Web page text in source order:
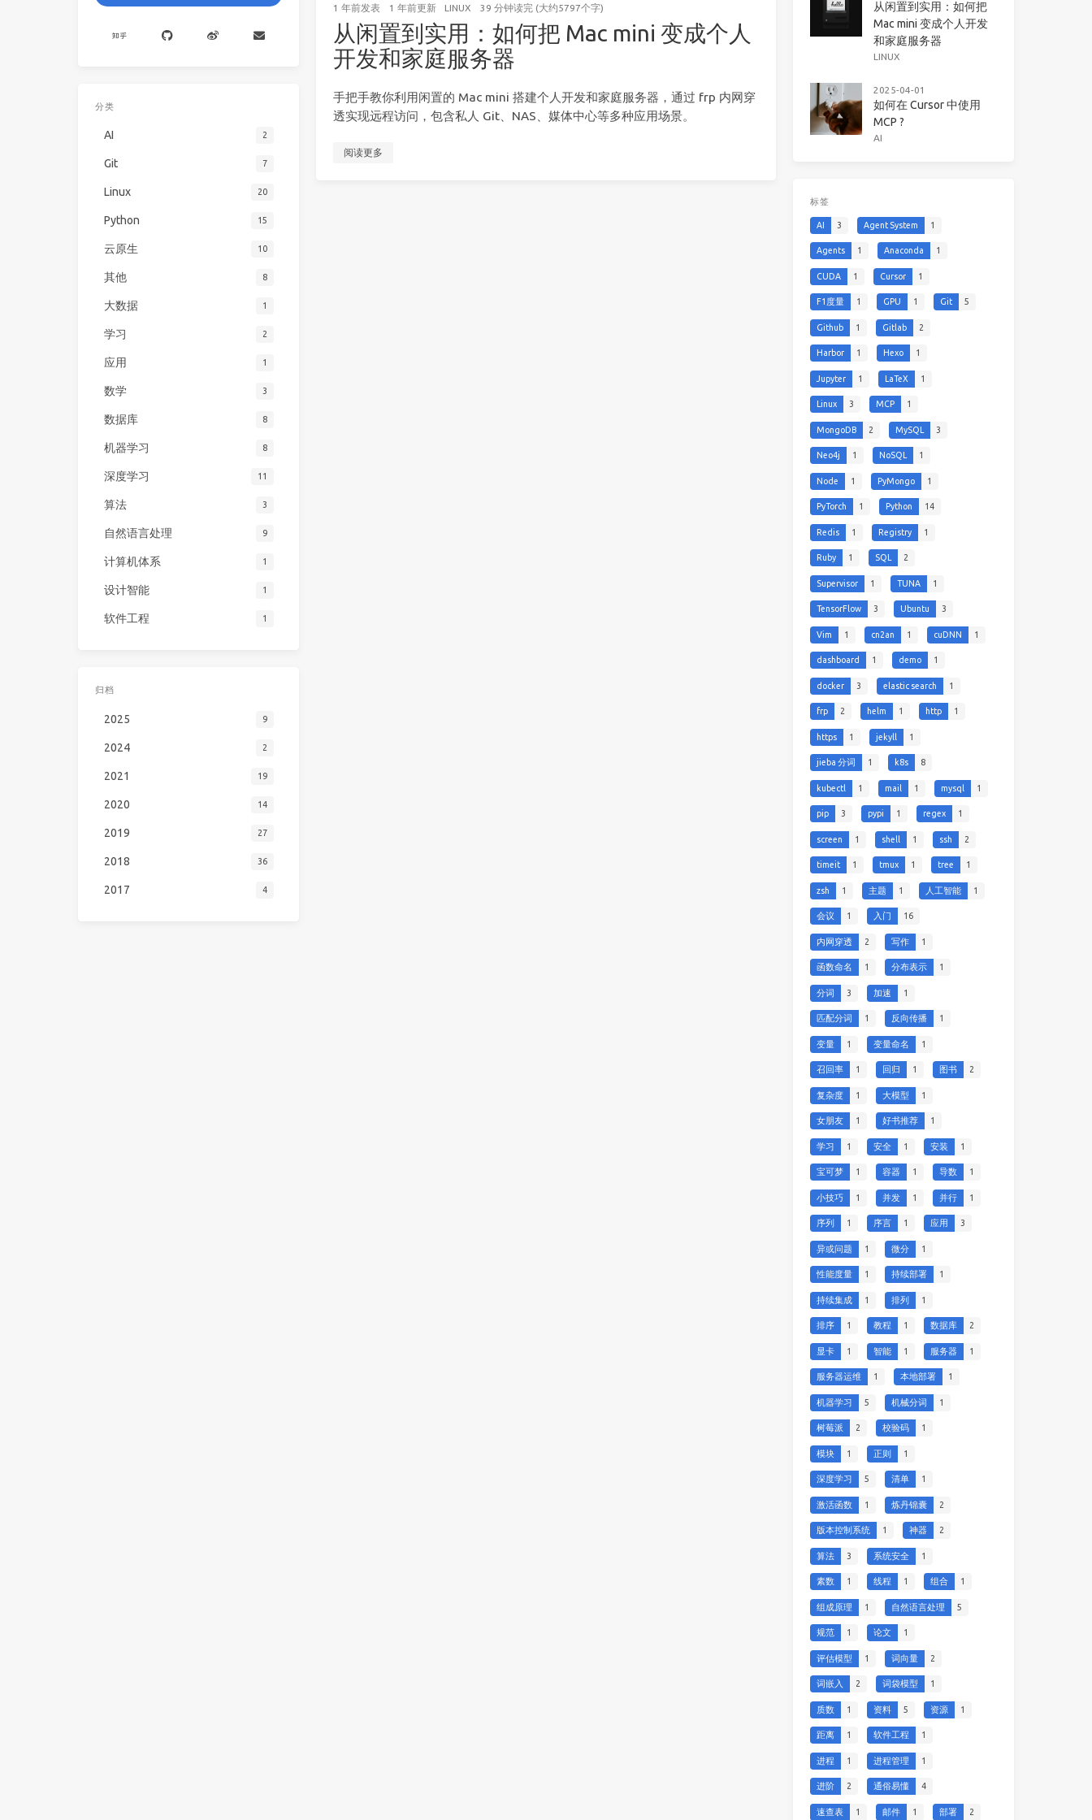
1 年前发表 1 年前更新 LINUX 39 分钟读完 (大约5797个字)
从闲置到实用：如何把 Mac mini 变成个人
开发和家庭服务器
手把手教你利用闲置的 Mac mini 搭建个人开发和家庭服务器，通过 frp 内网穿
透实现远程访问，包含私人 Git、NAS、媒体中心等多种应用场景。
阅读更多
分类
AI 2
Git 7
Linux 20
Python 15
云原生 10
其他 8
大数据 1
学习 2
应用 1
数学 3
数据库 8
机器学习 8
深度学习 11
算法 3
自然语言处理 9
计算机体系 1
设计智能 1
软件工程 1
归档
2025 9
2024 2
2021 19
2020 14
2019 27
2018 36
2017 4
从闲置到实用：如何把
Mac mini 变成个人开发
和家庭服务器
LINUX
2025-04-01
如何在 Cursor 中使用
MCP ?
AI
标签
AI 3 Agent System 1
Agents 1 Anaconda 1
CUDA 1 Cursor 1
F1度量 1 GPU 1 Git 5
Github 1 Gitlab 2
Harbor 1 Hexo 1
Jupyter 1 LaTeX 1
Linux 3 MCP 1
MongoDB 2 MySQL 3
Neo4j 1 NoSQL 1
Node 1 PyMongo 1
PyTorch 1 Python 14
Redis 1 Registry 1
Ruby 1 SQL 2
Supervisor 1 TUNA 1
TensorFlow 3 Ubuntu 3
Vim 1 cn2an 1 cuDNN 1
dashboard 1 demo 1
docker 3 elastic search 1
frp 2 helm 1 http 1
https 1 jekyll 1
jieba 分词 1 k8s 8
kubectl 1 mail 1 mysql 1
pip 3 pypi 1 regex 1
screen 1 shell 1 ssh 2
timeit 1 tmux 1 tree 1
zsh 1 主题 1 人工智能 1
会议 1 入门 16
内网穿透 2 写作 1
函数命名 1 分布表示 1
分词 3 加速 1
匹配分词 1 反向传播 1
变量 1 变量命名 1
召回率 1 回归 1 图书 2
复杂度 1 大模型 1
女朋友 1 好书推荐 1
学习 1 安全 1 安装 1
宝可梦 1 容器 1 导数 1
小技巧 1 并发 1 并行 1
序列 1 序言 1 应用 3
异或问题 1 微分 1
性能度量 1 持续部署 1
持续集成 1 排列 1
排序 1 教程 1 数据库 2
显卡 1 智能 1 服务器 1
服务器运维 1 本地部署 1
机器学习 5 机械分词 1
树莓派 2 校验码 1
模块 1 正则 1
深度学习 5 清单 1
激活函数 1 炼丹锦囊 2
版本控制系统 1 神器 2
算法 3 系统安全 1
素数 1 线程 1 组合 1
组成原理 1 自然语言处理 5
规范 1 论文 1
评估模型 1 词向量 2
词嵌入 2 词袋模型 1
质数 1 资料 5 资源 1
距离 1 软件工程 1
进程 1 进程管理 1
进阶 2 通俗易懂 4
速查表 1 邮件 1 部署 2